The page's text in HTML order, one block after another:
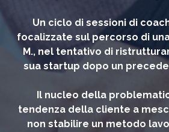
Un ciclo di sessioni di
focalizzate sul percorso di
M., nel tentativo di
sua startup dopo un
Il nucleo della
tendenza della cliente a
non stabilire un metodo